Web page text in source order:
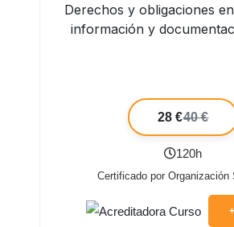
Derechos y obligaciones
información y
28 €40 €
120h
Certificado por Organización